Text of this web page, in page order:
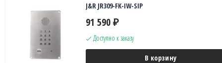
J&R JR309-FK-IW-SIP
91 590 ₽
Доступно к заказу
В корзину